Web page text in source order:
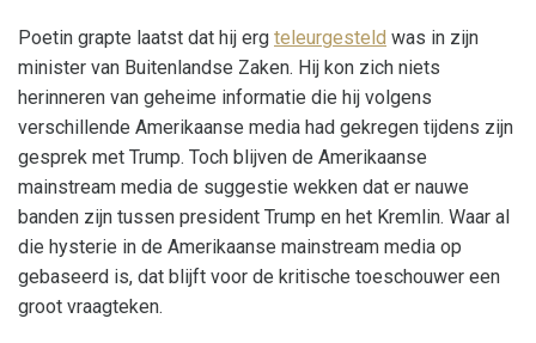
Poetin grapte laatst dat hij erg teleurgesteld was in zijn
minister van Buitenlandse Zaken. Hij kon zich niets
herinneren van geheime informatie die hij volgens
verschillende Amerikaanse media had gekregen tijdens zijn
gesprek met Trump. Toch blijven de Amerikaanse
mainstream media de suggestie wekken dat er nauwe
banden zijn tussen president Trump en het Kremlin. Waar al
die hysterie in de Amerikaanse mainstream media op
gebaseerd is, dat blijft voor de kritische toeschouwer een
groot vraagteken.